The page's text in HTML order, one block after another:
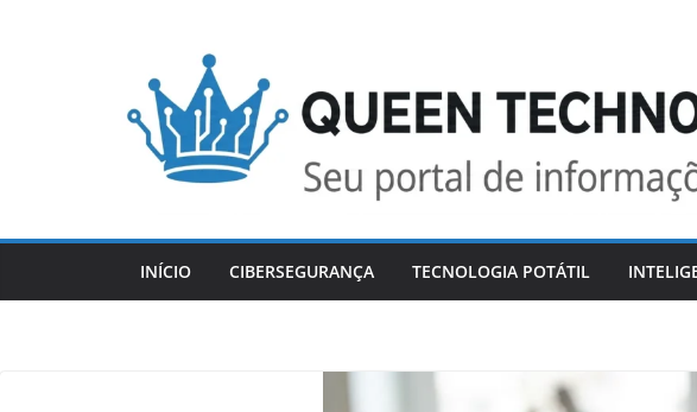
INÍCIO CIBERSEGURANÇA TECNOLOGIA POTÁTIL